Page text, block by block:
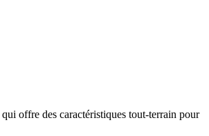
offre des caractéristiques tout-terrain pour